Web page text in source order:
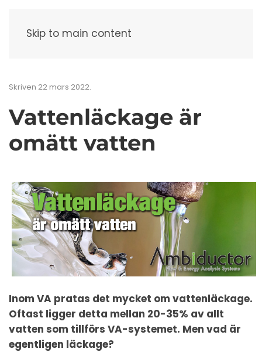
Skip to main content
Skriven 22 mars 2022.
Vattenläckage är
omätt vatten
Inom VA pratas det mycket om vattenläckage.
Oftast ligger detta mellan 20-35% av allt
vatten som tillförs VA-systemet. Men vad är
egentligen läckage?